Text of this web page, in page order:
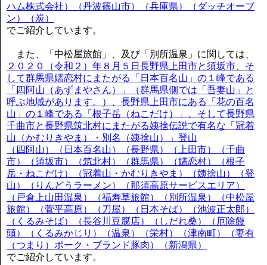
ハム株式会社）（丹波篠山市）（兵庫県）（ダッチオーブ
ン）（炭）
でご紹介しています。
また、「中松屋旅館」、及び「別所温泉」に関しては、
２０２０（令和２）年８月５日長野県上田市と須坂市、そ
して群馬県嬬恋村にまたがる「日本百名山」の１峰である
「四阿山（あずまやさん）」（群馬県側では「吾妻山」と
呼ぶ地域があります。）、長野県上田市にある「花の百名
山」の１峰である「根子岳（ねこだけ）」、そして長野県
千曲市と長野県筑北村にまたがる姨捨伝説で有名な「冠着
山（かむりきやま）・別名（姨捨山）」登山
（四阿山）（日本百名山）（長野県）（上田市）（千曲
市）（須坂市）（筑北村）（群馬県）（嬬恋村）（根子
岳・ねこだけ）（冠着山・かむりきやま）（姨捨山）（登
山）（りんどうラーメン）（那須高原サービスエリア）
（戸倉上山田温泉）（福寿草旅館）（別所温泉）（中松屋
旅館）（菅平高原）（刀屋）（日本そば）（池波正太郎）
（くるみそば）（長谷川豆腐店）（しだれ桑）（厄除饅
頭）（くるみかじり）（温泉）（栄村）（津南町）（妻有
（つまり）ポーク・ブランド豚肉）（新潟県）
でご紹介しています。